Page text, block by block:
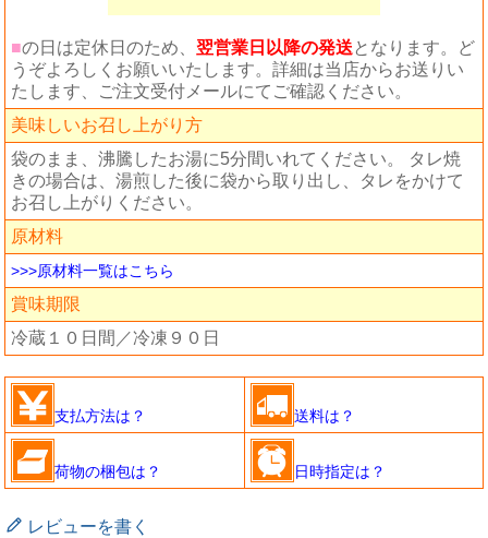
■の日は定休日のため、 翌営業日以降の発送 となります。ど
うぞよろしくお願いいたします。詳細は当店からお送りい
たします、ご注文受付メールにてご確認ください。
美味しいお召し上がり方
袋のまま、沸騰したお湯に5分間いれてください。 タレ焼
きの場合は、湯煎した後に袋から取り出し、タレをかけて
お召し上がりください。
原材料
>>>原材料一覧はこちら
賞味期限
冷蔵１０日間／冷凍９０日
支払方法は？ 送料は？
荷物の梱包は？ 日時指定は？
レビューを書く